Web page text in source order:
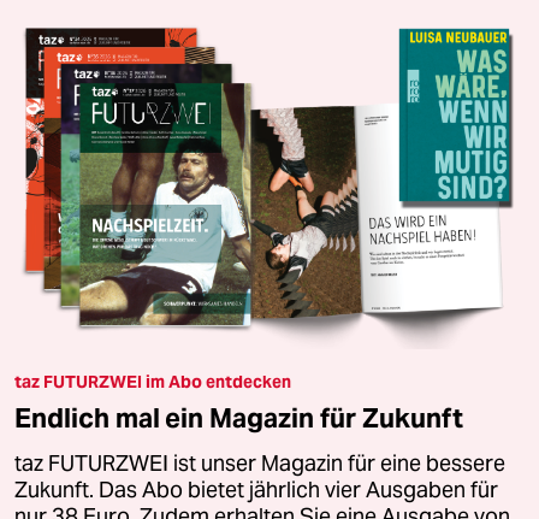
taz FUTURZWEI im Abo entdecken
Endlich mal ein Magazin für Zukunft
taz FUTURZWEI ist unser Magazin für eine bessere
Zukunft. Das Abo bietet jährlich vier Ausgaben für